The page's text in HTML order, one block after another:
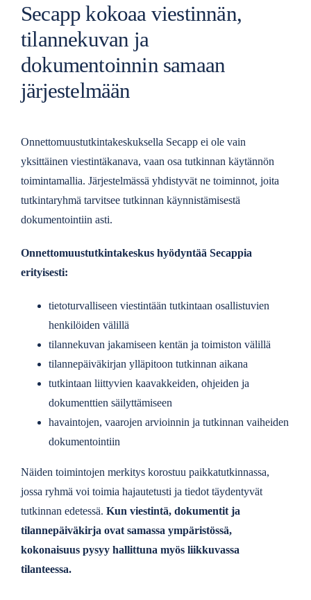
Secapp kokoaa viestinnän,
tilannekuvan ja
dokumentoinnin samaan
järjestelmään
Onnettomuustutkintakeskuksella Secapp ei ole vain
yksittäinen viestintäkanava, vaan osa tutkinnan käytännön
toimintamallia. Järjestelmässä yhdistyvät ne toiminnot, joita
tutkintaryhmä tarvitsee tutkinnan käynnistämisestä
dokumentointiin asti.
Onnettomuustutkintakeskus hyödyntää Secappia
erityisesti:
tietoturvalliseen viestintään tutkintaan osallistuvien
henkilöiden välillä
tilannekuvan jakamiseen kentän ja toimiston välillä
tilannepäiväkirjan ylläpitoon tutkinnan aikana
tutkintaan liittyvien kaavakkeiden, ohjeiden ja
dokumenttien säilyttämiseen
havaintojen, vaarojen arvioinnin ja tutkinnan vaiheiden
dokumentointiin
Näiden toimintojen merkitys korostuu paikkatutkinnassa,
jossa ryhmä voi toimia hajautetusti ja tiedot täydentyvät
tutkinnan edetessä. Kun viestintä, dokumentit ja
tilannepäiväkirja ovat samassa ympäristössä,
kokonaisuus pysyy hallittuna myös liikkuvassa
tilanteessa.